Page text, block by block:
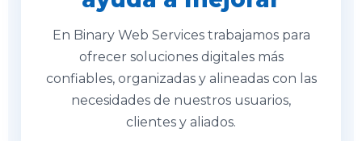
En Binary Web Services trabajamos para
ofrecer soluciones digitales más
confiables, organizadas y alineadas con las
necesidades de nuestros usuarios,
clientes y aliados.